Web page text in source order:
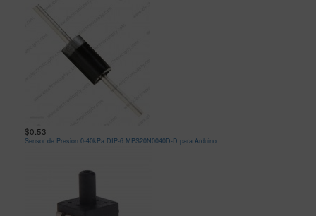
$0.53
Sensor de Presion 0-40kPa DIP-6 MPS20N0040D-D para Arduino